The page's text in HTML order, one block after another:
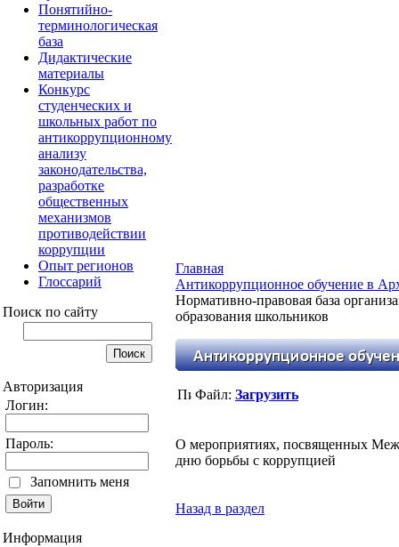
Понятийно-
терминологическая
база
Дидактические
материалы
Конкурс
студенческих и
школьных работ по
антикоррупционному
анализу
законодательства,
разработке
общественных
механизмов
противодействии
коррупции
Опыт регионов
Глоссарий
Поиск по сайту
Авторизация
Логин:
Пароль:
Запомнить меня
Информация
Главная
Антикоррупционное обучение в
Нормативно-правовая база
образования школьников
Файл: Загрузить
О мероприятиях, посвященных
дню борьбы с коррупцией
Назад в раздел